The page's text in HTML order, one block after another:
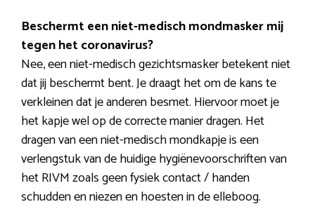
Beschermt een niet-medisch mondmasker mij
tegen het coronavirus?
Nee, een niet-medisch gezichtsmasker betekent niet
dat jij beschermt bent. Je draagt het om de kans te
verkleinen dat je anderen besmet. Hiervoor moet je
het kapje wel op de correcte manier dragen. Het
dragen van een niet-medisch mondkapje is een
verlengstuk van de huidige hygiënevoorschriften van
het RIVM zoals geen fysiek contact / handen
schudden en niezen en hoesten in de elleboog.